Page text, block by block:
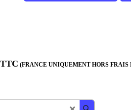
(FRANCE UNIQUEMENT HORS FRAIS